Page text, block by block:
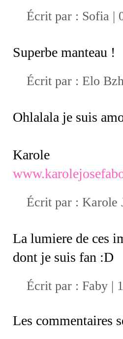
Écrit par : Sofia |
Superbe manteau !
Écrit par : Elo
Ohlalala je suis
Karole
Écrit par : Karole
La lumiere de ces
dont je suis fan :D
Écrit par : Faby |
Les commentaires